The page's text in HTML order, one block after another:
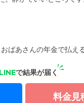
ばあさんの年金で払え
LINEで結果が届く
料金見